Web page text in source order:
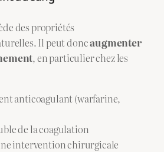
des propriétés
Il peut doncaugmenter
, en particulier chez les
anticoagulant (warfarine,
de la coagulation
intervention chirurgicale